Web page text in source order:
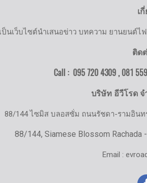
เ
เป็นเว็บไซต์นำเสนอข่าว บทความ ยานยน
ติด
Call : 095 720 4309 , 081
บริษัท อีวีโรด จำ
88/144 ไซมิส บลอสซั่ม ถนนรัชดา-รามอิน
88/144, Siamese Blossom Rachada
Email :